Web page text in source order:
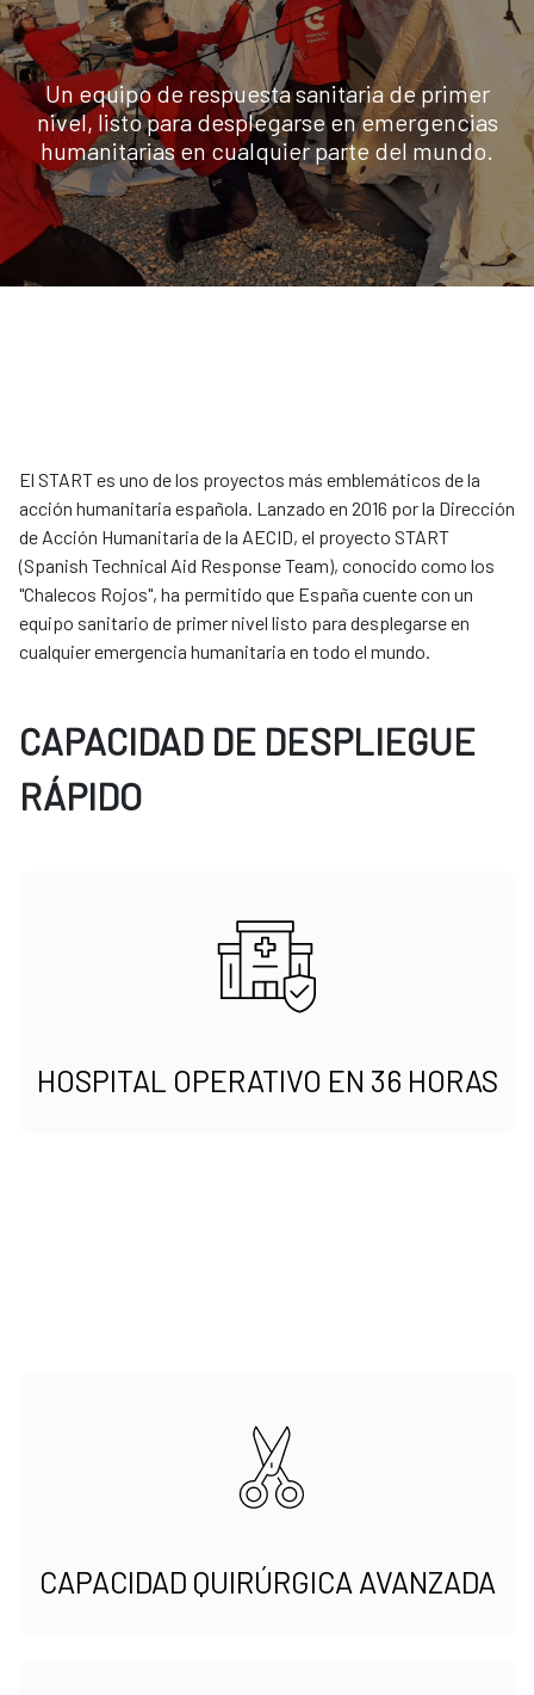
Un equipo de respuesta sanitaria de primer
nivel, listo para desplegarse en emergencias
humanitarias en cualquier parte del mundo.
El START es uno de los proyectos más emblemáticos de la
acción humanitaria española. Lanzado en 2016 por la Dirección
de Acción Humanitaria de la AECID, el proyecto START
(Spanish Technical Aid Response Team), conocido como los
"Chalecos Rojos", ha permitido que España cuente con un
equipo sanitario de primer nivel listo para desplegarse en
cualquier emergencia humanitaria en todo el mundo.
CAPACIDAD DE DESPLIEGUE
RÁPIDO
HOSPITAL OPERATIVO EN 36 HORAS
CAPACIDAD QUIRÚRGICA AVANZADA